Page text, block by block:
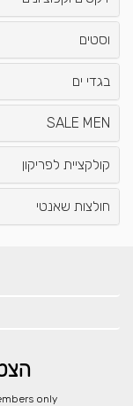
וסטים
בגדי ים
SALE MEN
קולקציית לפריקון
חולצות שאנטי
only